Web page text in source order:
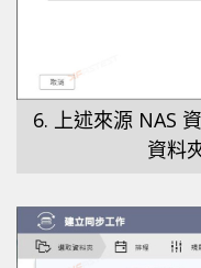
6. 上述來源 NAS
資料